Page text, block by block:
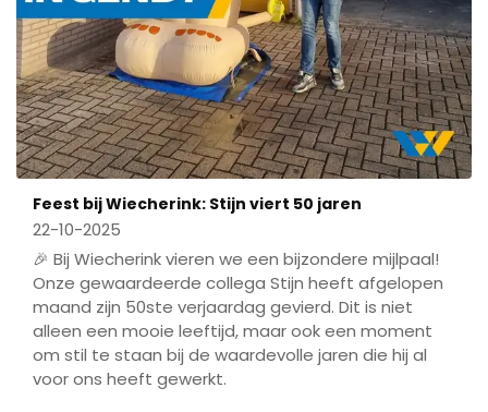
Feest bij Wiecherink: Stijn viert 50 jaren
22-10-2025
🎉 Bij Wiecherink vieren we een bijzondere mijlpaal!
Onze gewaardeerde collega Stijn heeft afgelopen
maand zijn 50ste verjaardag gevierd. Dit is niet
alleen een mooie leeftijd, maar ook een moment
om stil te staan bij de waardevolle jaren die hij al
voor ons heeft gewerkt.